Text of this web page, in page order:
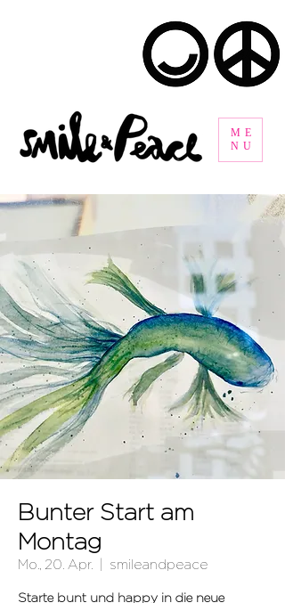
ME
NU
Bunter Start am
Montag
Mo., 20. Apr. smileandpeace
Starte bunt und happy in die neue